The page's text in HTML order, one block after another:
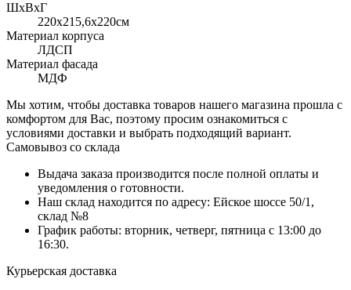
ШхВхГ
220x215,6х220см
Материал корпуса
ЛДСП
Материал фасада
МДФ
Мы хотим, чтобы доставка товаров нашего магазина прошла с
комфортом для Вас, поэтому просим ознакомиться с
условиями доставки и выбрать подходящий вариант.
Самовывоз со склада
Выдача заказа производится после полной оплаты и
уведомления о готовности.
Наш склад находится по адресу: Ейское шоссе 50/1,
склад №8
График работы: вторник, четверг, пятница с 13:00 до
16:30.
Курьерская доставка